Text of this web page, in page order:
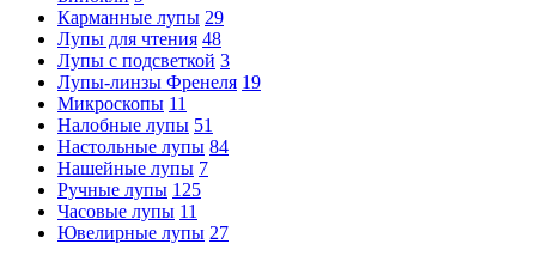
Карманные лупы 29
Лупы для чтения 48
Лупы с подсветкой 3
Лупы-линзы Френеля 19
Микроскопы 11
Налобные лупы 51
Настольные лупы 84
Нашейные лупы 7
Ручные лупы 125
Часовые лупы 11
Ювелирные лупы 27